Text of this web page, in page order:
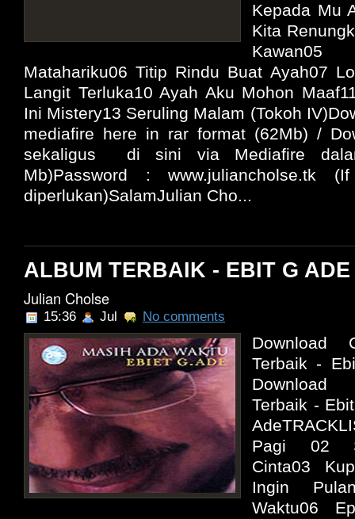
Kepada Mu
Kita
Matahariku06 Titip Rindu Buat Ayah07
Langit Terluka10 Ayah Aku Mohon
Ini Mistery13 Seruling Malam (Tokoh
mediafire here in rar format (62Mb) /
sekaligus di sini via Mediafire
Mb)Password : www.juliancholse.tk
diperlukan)SalamJulian Cho...
ALBUM TERBAIK - EBIT G ADE
Julian Cholse
15:36 Jul No comments
Download
Terbaik -
Terbaik -
Pagi 02
Cinta03
Ingin
Waktu06